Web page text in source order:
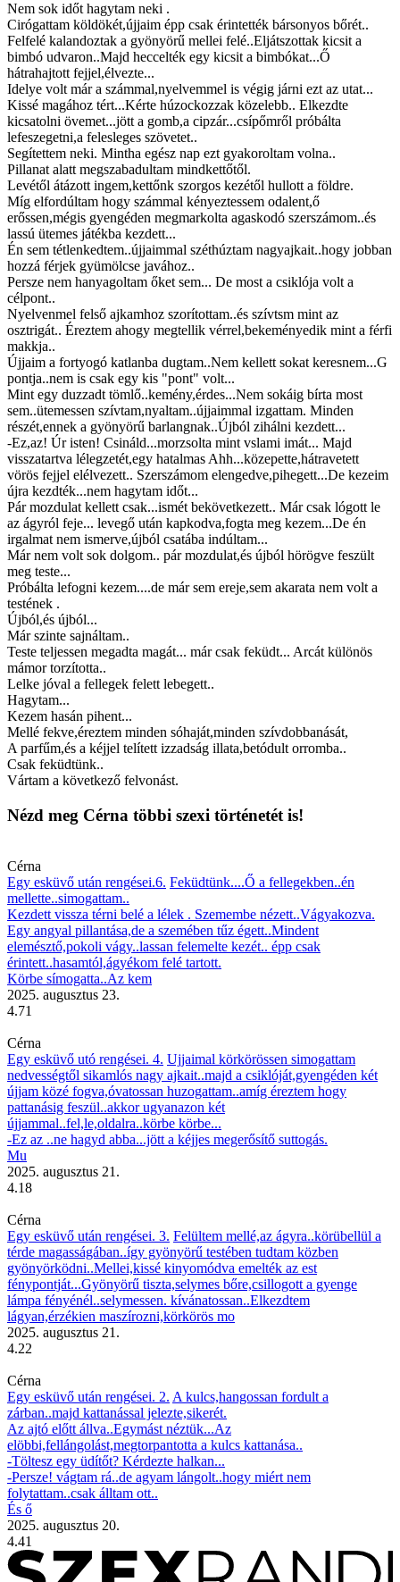
Nem sok időt hagytam neki .
Cirógattam köldökét,újjaim épp csak érintették bársonyos bőrét..
Felfelé kalandoztak a gyönyörű mellei felé..Eljátszottak kicsit a
bimbó udvaron..Majd heccelték egy kicsit a bimbókat...Ő
hátrahajtott fejjel,élvezte...
Idelye volt már a számmal,nyelvemmel is végig járni ezt az utat...
Kissé magához tért...Kérte húzockozzak közelebb.. Elkezdte
kicsatolni övemet...jött a gomb,a cipzár...csípőmről próbálta
lefeszegetni,a felesleges szövetet..
Segítettem neki. Mintha egész nap ezt gyakoroltam volna..
Pillanat alatt megszabadultam mindkettőtől.
Levétől átázott ingem,kettőnk szorgos kezétől hullott a földre.
Míg elfordúltam hogy számmal kényeztessem odalent,ő
erőssen,mégis gyengéden megmarkolta agaskodó szerszámom..és
lassú ütemes játékba kezdett...
Én sem tétlenkedtem..újjaimmal széthúztam nagyajkait..hogy jobban
hozzá férjek gyümölcse javához..
Persze nem hanyagoltam őket sem... De most a csiklója volt a
célpont..
Nyelvenmel felső ajkamhoz szorítottam..és szívtsm mint az
osztrigát.. Éreztem ahogy megtellik vérrel,bekeményedik mint a férfi
makkja..
Újjaim a fortyogó katlanba dugtam..Nem kellett sokat keresnem...G
pontja..nem is csak egy kis "pont" volt...
Mint egy duzzadt tömlő..kemény,érdes...Nem sokáig bírta most
sem..ütemessen szívtam,nyaltam..újjaimmal izgattam. Minden
részét,ennek a gyönyörű barlangnak..Újból zihálni kezdett...
-Ez,az! Úr isten! Csináld...morzsolta mint vslami imát... Majd
visszatartva lélegzetét,egy hatalmas Ahh...közepette,hátravetett
vörös fejjel elélvezett.. Szerszámom elengedve,pihegett...De kezeim
újra kezdték...nem hagytam időt...
Pár mozdulat kellett csak...ismét bekövetkezett.. Már csak lógott le
az ágyról feje... levegő után kapkodva,fogta meg kezem...De én
irgalmat nem ismerve,újból csatába indúltam...
Már nem volt sok dolgom.. pár mozdulat,és újból hörögve feszült
meg teste...
Próbálta lefogni kezem....de már sem ereje,sem akarata nem volt a
testének .
Újból,és újból...
Már szinte sajnáltam..
Teste teljessen megadta magát... már csak feküdt... Arcát különös
mámor torzította..
Lelke jóval a fellegek felett lebegett..
Hagytam...
Kezem hasán pihent...
Mellé fekve,éreztem minden sóhaját,minden szívdobbanását,
A parfűm,és a kéjjel telített izzadság illata,betódult orromba..
Csak feküdtünk..
Vártam a következő felvonást.
Nézd meg Cérna többi szexi történetét is!
Cérna
Egy esküvő után rengései.6. Feküdtünk....Ő a fellegekben..én
mellette..simogattam..
Kezdett vissza térni belé a lélek . Szemembe nézett..Vágyakozva.
Egy angyal pillantása,de a szemében tűz égett..Mindent
elemésztő,pokoli vágy..lassan felemelte kezét.. épp csak
érintett..hasamtól,ágyékom felé tartott.
Körbe símogatta..Az kem
2025. augusztus 23.
4.71
Cérna
Egy esküvő utó rengései. 4. Ujjaimal körkörössen simogattam
nedvességtől sikamlós nagy ajkait..majd a csiklóját,gyengéden két
újjam közé fogva,óvatossan huzogattam..amíg éreztem hogy
pattanásig feszül..akkor ugyanazon két
újjammal..fel,le,oldalra..körbe körbe...
-Ez az ..ne hagyd abba...jött a kéjjes megerősítő suttogás.
Mu
2025. augusztus 21.
4.18
Cérna
Egy esküvő után rengései. 3. Felültem mellé,az ágyra..körübellül a
térde magasságában..így gyönyörű testében tudtam közben
gyönyörködni..Mellei,kissé kinyomódva emelték az est
fénypontját...Gyönyörű tiszta,selymes bőre,csillogott a gyenge
lámpa fényénél..selymessen. kívánatossan..Elkezdtem
lágyan,érzékien maszírozni,körkörös mo
2025. augusztus 21.
4.22
Cérna
Egy esküvő után rengései. 2. A kulcs,hangossan fordult a
zárban..majd kattanással jelezte,sikerét.
Az ajtó előtt állva..Egymást néztük...Az
elöbbi,fellángolást,megtorpantotta a kulcs kattanása..
-Töltesz egy üdítőt? Kérdezte halkan...
-Persze! vágtam rá..de agyam lángolt..hogy miért nem
folytattam..csak álltam ott..
És ő
2025. augusztus 20.
4.41